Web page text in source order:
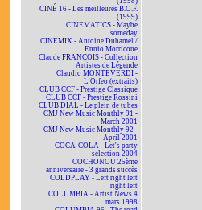
CINÉ 16 - Les meilleures B.O.F.
(1999)
CINEMATICS - Maybe
someday
CINEMIX - Antoine Duhamel /
Ennio Morricone
Claude FRANÇOIS - Collection
Artistes de Légende
Claudio MONTEVERDI -
L'Orfeo (extraits)
CLUB CCF - Prestige Classique
CLUB CCF - Prestige Rossini
CLUB DIAL - Le plein de tubes
CMJ New Music Monthly 91 -
March 2001
CMJ New Music Monthly 92 -
April 2001
COCA-COLA - Let's party
selection 2004
COCHONOU 25ème
anniversaire - 3 grands succès
COLDPLAY - Left right left
right left
COLUMBIA - Artist News 4
mars 1998